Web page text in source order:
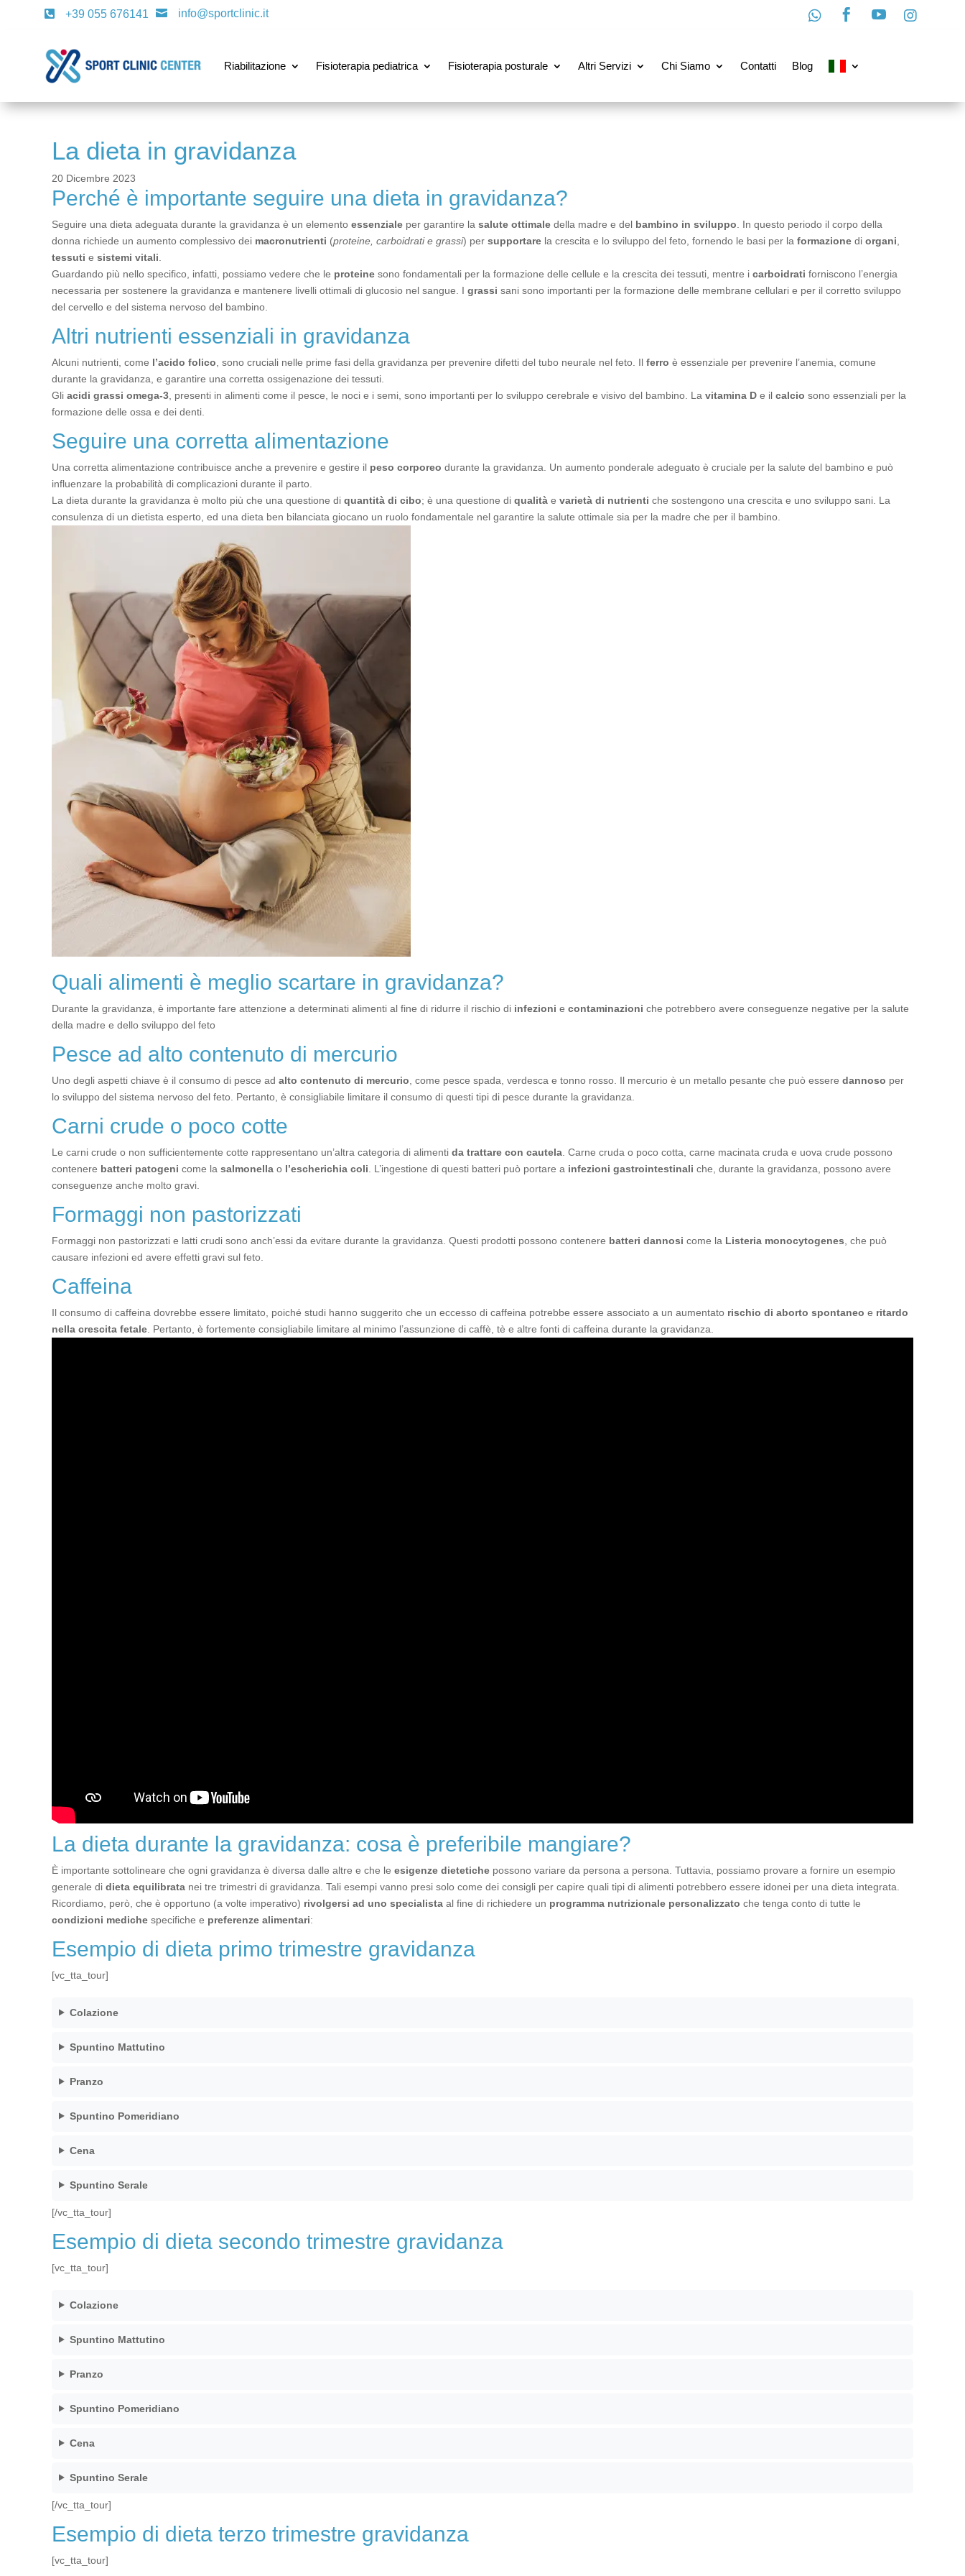
 +39 055 676141  info@sportclinic.it    
Riabilitazione Fisioterapia pediatrica Fisioterapia posturale Altri Servizi Chi Siamo Contatti Blog
La dieta in gravidanza
20 Dicembre 2023
Perché è importante seguire una dieta in gravidanza?
Seguire una dieta adeguata durante la gravidanza è un elemento essenziale per garantire la salute ottimale della madre e del bambino in sviluppo . In questo periodo il corpo della
donna richiede un aumento complessivo dei macronutrienti (proteine, carboidrati e grassi) per supportare la crescita e lo sviluppo del feto, fornendo le basi per la formazione di organi
tessuti e sistemi vitali
Guardando più nello specifico, infatti, possiamo vedere che le proteine sono fondamentali per la formazione delle cellule e la crescita dei tessuti, mentre i carboidrati forniscono l’energia
necessaria per sostenere la gravidanza e mantenere livelli ottimali di glucosio nel sangue. I grassi sani sono importanti per la formazione delle membrane cellulari e per il corretto sviluppo
del cervello e del sistema nervoso del bambino.
Altri nutrienti essenziali in gravidanza
Alcuni nutrienti, come l’acido folico , sono cruciali nelle prime fasi della gravidanza per prevenire difetti del tubo neurale nel feto. Il ferro è essenziale per prevenire l’anemia, comune
durante la gravidanza, e garantire una corretta ossigenazione dei tessuti.
Gli acidi grassi omega-3 , presenti in alimenti come il pesce, le noci e i semi, sono importanti per lo sviluppo cerebrale e visivo del bambino. La vitamina D e il calcio sono essenziali per la
formazione delle ossa e dei denti.
Seguire una corretta alimentazione
Una corretta alimentazione contribuisce anche a prevenire e gestire il peso corporeo durante la gravidanza. Un aumento ponderale adeguato è cruciale per la salute del bambino e può
influenzare la probabilità di complicazioni durante il parto.
La dieta durante la gravidanza è molto più che una questione di quantità di cibo; è una questione di qualità e varietà di nutrienti che sostengono una crescita e uno sviluppo sani. La
consulenza di un dietista esperto, ed una dieta ben bilanciata giocano un ruolo fondamentale nel garantire la salute ottimale sia per la madre che per il bambino.
Quali alimenti è meglio scartare in gravidanza?
Durante la gravidanza, è importante fare attenzione a determinati alimenti al fine di ridurre il rischio di infezioni e contaminazioni che potrebbero avere conseguenze negative per la salute
della madre e dello sviluppo del feto
Pesce ad alto contenuto di mercurio
Uno degli aspetti chiave è il consumo di pesce ad alto contenuto di mercurio , come pesce spada, verdesca e tonno rosso. Il mercurio è un metallo pesante che può essere dannoso per
lo sviluppo del sistema nervoso del feto. Pertanto, è consigliabile limitare il consumo di questi tipi di pesce durante la gravidanza.
Carni crude o poco cotte
Le carni crude o non sufficientemente cotte rappresentano un’altra categoria di alimenti da trattare con cautela . Carne cruda o poco cotta, carne macinata cruda e uova crude possono
contenere batteri patogeni come la salmonella o l’escherichia coli . L’ingestione di questi batteri può portare a infezioni gastrointestinali che, durante la gravidanza, possono avere
conseguenze anche molto gravi.
Formaggi non pastorizzati
Formaggi non pastorizzati e latti crudi sono anch’essi da evitare durante la gravidanza. Questi prodotti possono contenere batteri dannosi come la Listeria monocytogenes , che può
causare infezioni ed avere effetti gravi sul feto.
Caffeina
Il consumo di caffeina dovrebbe essere limitato, poiché studi hanno suggerito che un eccesso di caffeina potrebbe essere associato a un aumentato rischio di aborto spontaneo e ritardo
nella crescita fetale . Pertanto, è fortemente consigliabile limitare al minimo l’assunzione di caffè, tè e altre fonti di caffeina durante la gravidanza.
La dieta durante la gravidanza: cosa è preferibile mangiare?
È importante sottolineare che ogni gravidanza è diversa dalle altre e che le esigenze dietetiche possono variare da persona a persona. Tuttavia, possiamo provare a fornire un esempio
generale di dieta equilibrata nei tre trimestri di gravidanza. Tali esempi vanno presi solo come dei consigli per capire quali tipi di alimenti potrebbero essere idonei per una dieta integrata.
Ricordiamo, però, che è opportuno (a volte imperativo) rivolgersi ad uno specialista al fine di richiedere un programma nutrizionale personalizzato che tenga conto di tutte le
condizioni mediche specifiche e preferenze alimentari:
Esempio di dieta primo trimestre gravidanza
[vc_tta_tour]
Colazione
Spuntino Mattutino
Pranzo
Spuntino Pomeridiano
Cena
Spuntino Serale
[/vc_tta_tour]
Esempio di dieta secondo trimestre gravidanza
[vc_tta_tour]
Colazione
Spuntino Mattutino
Pranzo
Spuntino Pomeridiano
Cena
Spuntino Serale
[/vc_tta_tour]
Esempio di dieta terzo trimestre gravidanza
[vc_tta_tour]